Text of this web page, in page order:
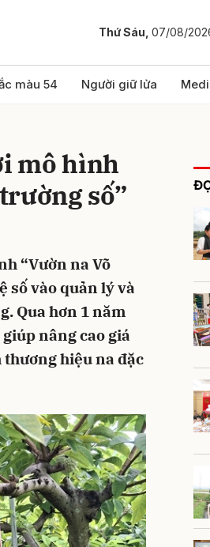
Thứ Sáu, 07/08/
màu 54 Người giữ lửa
mô hình
số”
“Vườn na Võ
số vào quản lý và
Qua hơn 1 năm
nâng cao giá
hiệu na đặc